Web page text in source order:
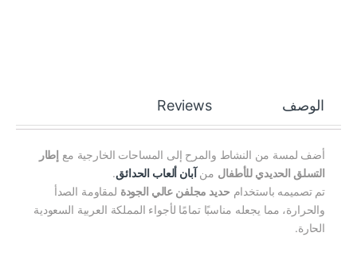
الوصف Reviews
أضف لمسة من النشاط والمرح إلى المساحات الخارجية مع إطار
التسلق الحديدي للأطفال منآبان ألعاب الحدائق.
تم تصميمه باستخدام حديد مجلفن عالي الجودة لمقاومة الصدأ
والحرارة، مما يجعله مناسبًا تمامًا لأجواء المملكة العربية السعودية
الحارة.